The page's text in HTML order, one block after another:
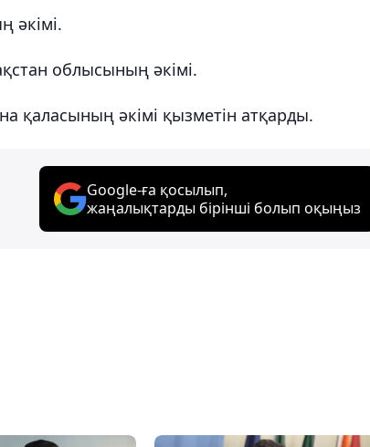
әкімі.
облысының әкімі.
қаласының әкімі қызметін атқарды.
Google-ға қосылып,
жаңалықтарды бірінші болып оқыңыз